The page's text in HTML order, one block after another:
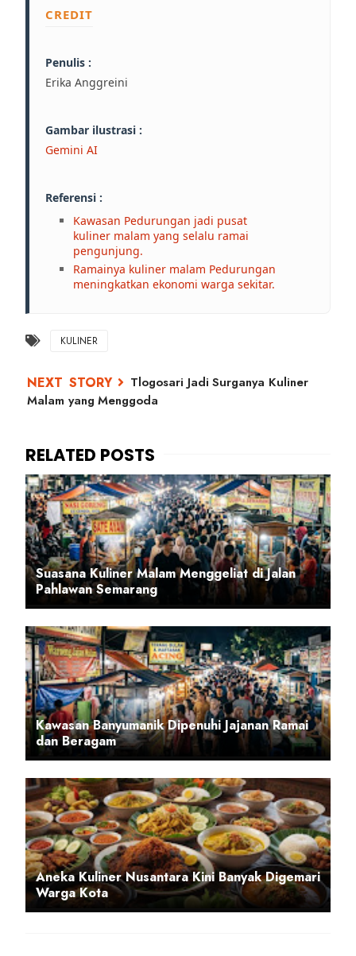
CREDIT
Penulis :
Erika Anggreini
Gambar ilustrasi :
Gemini AI
Referensi :
Kawasan Pedurungan jadi pusat
kuliner malam yang selalu ramai
pengunjung.
Ramainya kuliner malam Pedurungan
meningkatkan ekonomi warga sekitar.
KULINER
Tlogosari Jadi Surganya Kuliner
Malam yang Menggoda
Suasana Kuliner Malam Menggeliat di Jalan
Pahlawan Semarang
Kawasan Banyumanik Dipenuhi Jajanan Ramai
dan Beragam
Aneka Kuliner Nusantara Kini Banyak Digemari
Warga Kota